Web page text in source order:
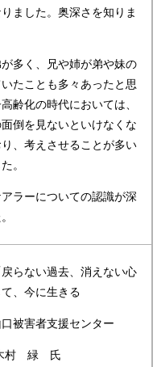
りました。奥深さを知りま
が多く、兄や姉が弟や妹の
たことも多々あったと思
齢化の時代においては、
倒を見ないといけなくな
、考えさせることが多い
。
アラーについての認識が深
戻らない過去、消えない心
、今に生きる
口被害者支援センター
緑 氏